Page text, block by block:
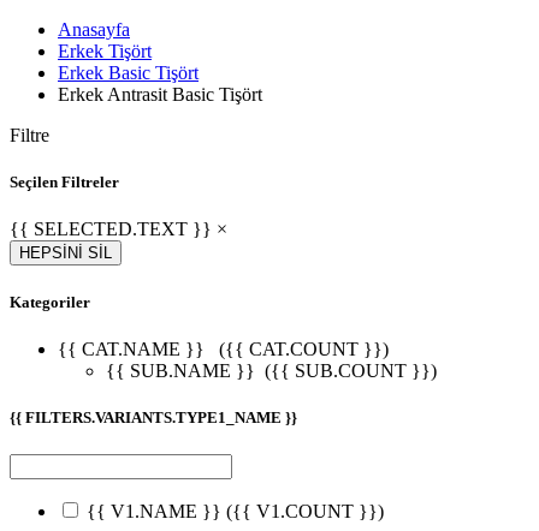
Anasayfa
Erkek Tişört
Erkek Basic Tişört
Erkek Antrasit Basic Tişört
Filtre
Seçilen Filtreler
{{ SELECTED.TEXT }} ×
HEPSİNİ SİL
Kategoriler
{{ CAT.NAME }}
({{ CAT.COUNT }})
{{ SUB.NAME }} ({{ SUB.COUNT }})
{{ FILTERS.VARIANTS.TYPE1_NAME }}
{{ V1.NAME }} ({{ V1.COUNT }})